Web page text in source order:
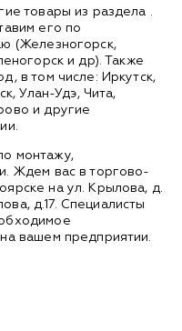
товары из раздела .
его по
(Железногорск,
и др). Также
в том числе: Иркутск,
Улан-Удэ, Чита,
и другие
монтажу,
Ждем вас в торгово-
на ул. Крылова, д.
д.17. Специалисты
вашем предприятии.